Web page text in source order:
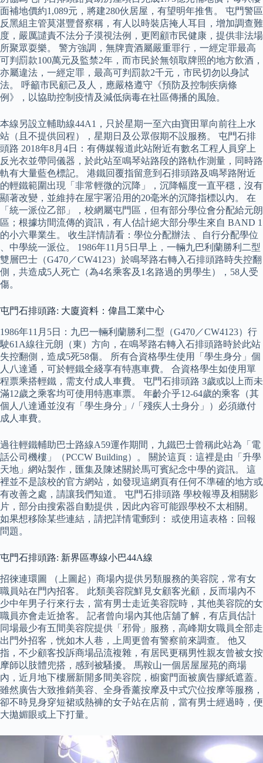
面補地價約1,089元，將建280伙居屋，有望明年推售。 屯門警區
反黑組主管莫湛豐督察稱，有人以時裝店掩人耳目，增加調查難
度，嚴厲譴責不法分子漠視法例，更罔顧市民健康，提供非法場
所聚眾耍樂。 警方強調，無牌賣酒屬嚴重罪行，一經定罪最高
可判罰款100萬元及監禁2年，而市民於無領取牌照的地方飲酒，
亦屬違法，一經定罪，最高可判罰款2千元，市民切勿以身試
法。 呼籲市民顧己及人，應嚴格遵守《預防及控制疾病條
例》，以協助控制疫情及減低病毒在社區傳播的風險。
本線另設立輔助線44A1，只於星期一至六由寶田單向前往上水
站（且不提供回程），星期日及公眾假期不設服務。 屯門石排
頭路 2018年8月4日：有傳媒報道此站附近有數名工程人員穿上
反光衣並帶同儀器，於此站至鳴琴站路段的路軌作測量，同時路
軌有大量藍色標記。 港鐵回覆指留意到石排頭路及鳴琴路附近
的輕鐵範圍出現「非常輕微的沉降」，沉降幅度一直平穩，沒有
顯著改變，並維持在屋宇署沿用的20毫米的沉降指標以內。 在
「統一派位乙部」，校網屬屯門區，但有部分學位會分配給元朗
區；根據坊間流傳的資訊，有人估計絕大部分學生來自 BAND 1
的小六畢業生。 收生詳情請看：學位分配辦法 、自行分配學位
、中學統一派位。 1986年11月5日早上，一輛九巴利蘭勝利二型
雙層巴士（G470／CW4123）於鳴琴路右轉入石排頭路時失控翻
側，共造成5人死亡（為4名乘客及1名路過的男學生），58人受
傷。
屯門石排頭路: 大廈資料：偉昌工業中心
1986年11月5日：九巴一輛利蘭勝利二型（G470／CW4123）行
駛61A線往元朗（東）方向，在鳴琴路右轉入石排頭路時於此站
失控翻側，造成5死58傷。 所有合資格學生使用「學生身分」個
人八達通，可於輕鐵全綫享有特惠車費。 合資格學生如使用單
程票乘搭輕鐵，需支付成人車費。 屯門石排頭路 3歲或以上而未
滿12歲之乘客均可使用特惠車票。 年齡介乎12-64歲的乘客（其
個人八達通並沒有「學生身分」/「殘疾人士身分」）必須繳付
成人車費。
過往輕鐵輔助巴士路線A59運作期間，九鐵巴士曾稱此站為「電
話公司機樓」（PCCW Building）。 關於這頁：這裡是由「升學
天地」網站製作，匯集及陳述關於馬可賓紀念中學的資訊。 這
裡並不是該校的官方網站，如發現這網頁有任何不準確的地方或
有改善之處，請讓我們知道。 屯門石排頭路 學校報導及相關影
片，部分由搜索器自動提供，因此內容可能跟學校不太相關。
如果想移除某些連結，請把詳情電郵到： 或使用這表格：回報
問題。
屯門石排頭路: 新界區專線小巴44A線
招徠連環圖 （上圖起）商場內提供另類服務的美容院，常有女
職員站在門內招客。 此類美容院鮮見女顧客光顧，反而場內不
少中年男子行來行去，當有男士走近美容院時，其他美容院的女
職員亦會走近搶客。 記者曾向場內其他店舖了解，有店員估計
同場最少有五間美容院提供「邪骨」服務，高峰期女職員全部走
出門外招客，恍如木人巷，上周更曾有警察前來調查。 他又
指，不少顧客投訴商場品流複雜，有居民更稱男性親友曾被女按
摩師以肢體兜搭，感到被騷擾。 馬鞍山一個居屋屋苑的商場
內，近月地下樓層新開多間美容院，櫥窗門面被廣告膠紙遮蓋。
雖然廣告大致推銷美容、全身香薰按摩及中式穴位按摩等服務，
卻不時見身穿短裙或熱褲的女子站在店前，當有男士經過時，便
大拋媚眼或上下打量。